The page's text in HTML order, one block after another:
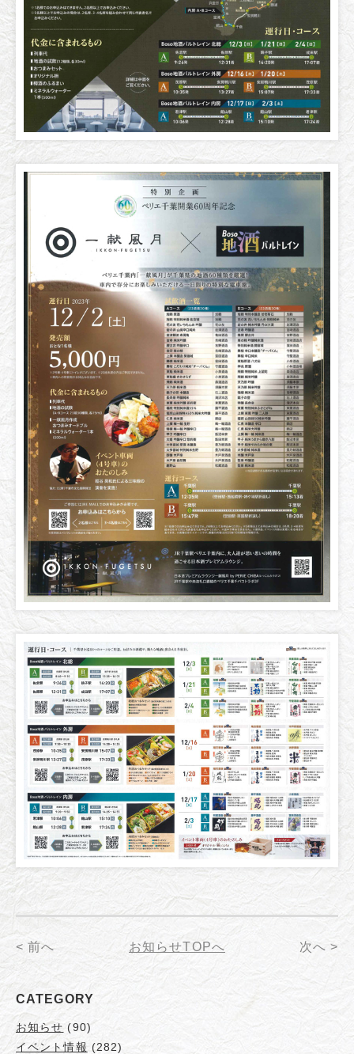
< 前へ お知らせTOPへ 次へ >
CATEGORY
お知らせ (90)
イベント情報 (282)